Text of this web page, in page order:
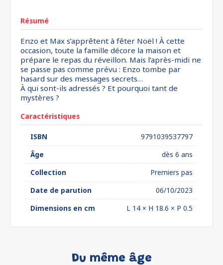
Résumé
Enzo et Max s’apprêtent à fêter Noël ! À cette
occasion, toute la famille décore la maison et
prépare le repas du réveillon. Mais l’après-midi ne
se passe pas comme prévu : Enzo tombe par
hasard sur des messages secrets…
À qui sont-ils adressés ? Et pourquoi tant de
mystères ?
Caractéristiques
ISBN
9791039537797
Âge
dès 6 ans
Collection
Premiers pas
Date de parution
06/10/2023
Dimensions en cm
L 14 × H 18.6 × P 0.5
Du même âge